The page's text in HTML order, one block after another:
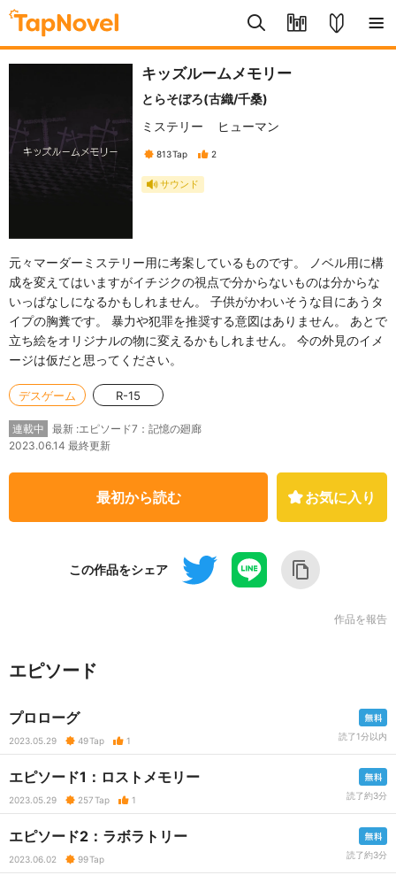
キッズルームメモリー
とらそぼろ(古織/千桑)
ミステリー
ヒューマン
813Tap 2
サウンド
元々マーダーミステリー用に考案しているものです。 ノベル用に構
成を変えてはいますがイチジクの視点で分からないものは分からな
いっぱなしになるかもしれません。 子供がかわいそうな目にあうタ
イプの胸糞です。 暴力や犯罪を推奨する意図はありません。 あとで
立ち絵をオリジナルの物に変えるかもしれません。 今の外見のイメ
ージは仮だと思ってください。
デスゲーム R-15
連載中
最新 :エピソード7：記憶の廻廊
2023.06.14 最終更新
最初から読む お気に入り
この作品をシェア
作品を報告
エピソード
プロローグ
2023.05.29 49Tap 1 読了1分以内
エピソード1：ロストメモリー
2023.05.29 257Tap 1 読了約3分
エピソード2：ラボラトリー
2023.06.02 99Tap 読了約3分